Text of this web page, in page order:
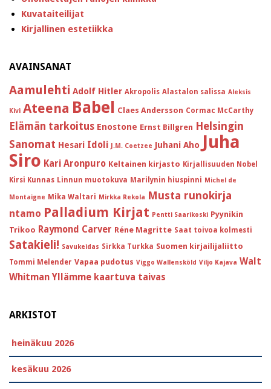
Kuvataiteilijat
Kirjallinen estetiikka
AVAINSANAT
Aamulehti Adolf Hitler Akropolis Alastalon salissa Aleksis
Kivi Ateena Babel Claes Andersson Cormac McCarthy
Elämän tarkoitus Enostone Ernst Billgren Helsingin
Sanomat Hesari Idoli J.M. Coetzee Juhani Aho Juha
Siro Kari Aronpuro Keltainen kirjasto Kirjallisuuden Nobel
Kirsi Kunnas Linnun muotokuva Marilynin hiuspinni Michel de
Montaigne Mika Waltari Mirkka Rekola Musta runokirja
ntamo Palladium Kirjat Pentti Saarikoski Pyynikin
Trikoo Raymond Carver Réne Magritte Saat toivoa kolmesti
Satakieli! Savukeidas Sirkka Turkka Suomen kirjailijaliitto
Tommi Melender Vapaa pudotus Viggo Wallensköld Viljo Kajava Walt
Whitman Yllämme kaartuva taivas
ARKISTOT
heinäkuu 2026
kesäkuu 2026